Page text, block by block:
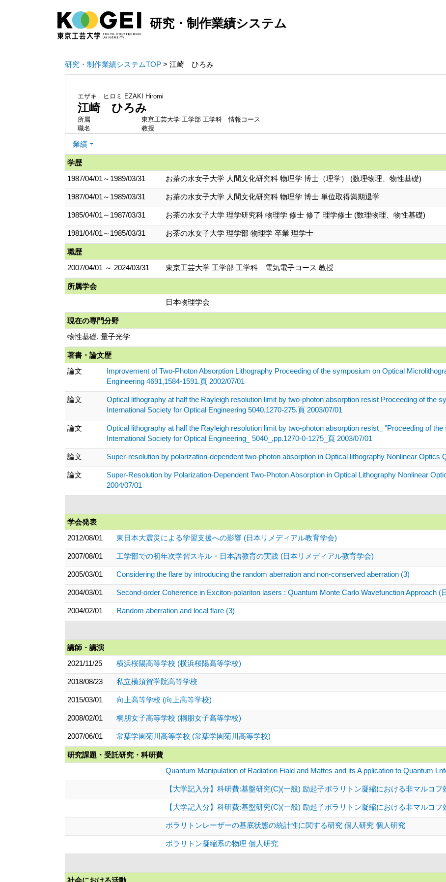
研究・制作業績システム
研究・制作業績システムTOP > 江崎 ひろみ
エザキ ヒロミ EZAKI Hiromi
江崎 ひろみ
所属
東京工芸大学 工学部 工学科 情報コース
職名
教授
業績
学歴
1987/04/01～1989/03/31
お茶の水女子大学 人間文化研究科 物理学 博士（理学） (数理物理、物性基礎)
1987/04/01～1989/03/31 お茶の水女子大学 人間文化研究科 物理学 博士 単位取得満期退学
1985/04/01～1987/03/31 お茶の水女子大学 理学研究科 物理学 修士 修了 理学修士 (数理物理、物性基礎)
1981/04/01～1985/03/31 お茶の水女子大学 理学部 物理学 卒業 理学士
職歴
2007/04/01 ～ 2024/03/31
東京工芸大学 工学部 工学科 電気電子コース 教授
所属学会
日本物理学会
現在の専門分野
物性基礎, 量子光学
著書・論文歴
論文
Improvement of Two-Photon Absorption Lithography Proceeding of the symposium on Optical
Engineering 4691,1584-1591.頁 2002/07/01
論文
Optical lithography at half the Rayleigh resolution limit by two-photon absorption resist Proceeding of the
International Society for Optical Engineering 5040,1270-275.頁 2003/07/01
論文
Optical lithography at half the Rayleigh resolution limit by two-photon absorption resist_ "Proceeding of
International Society for Optical Engineering_ 5040_,pp.1270-0-1275_頁 2003/07/01
論文 Super-resolution by polarization-dependent two-photon absorption in Optical lithography Nonlinear Optics
論文
Super-Resolution by Polarization-Dependent Two-Photon Absorption in Optical Lithography Nonlinear
2004/07/01
学会発表
2012/08/01
東日本大震災による学習支援への影響 (日本リメディアル教育学会)
2007/08/01 工学部での初年次学習スキル・日本語教育の実践 (日本リメディアル教育学会)
2005/03/01 Considering the flare by introducing the random aberration and non-conserved aberration (3)
2004/03/01 Second-order Coherence in Exciton-polariton lasers : Quantum Monte Carlo Wavefunction Approach
2004/02/01 Random aberration and local flare (3)
講師・講演
2021/11/25
横浜桜陽高等学校 (横浜桜陽高等学校)
2018/08/23 私立横須賀学院高等学校
2015/03/01 向上高等学校 (向上高等学校)
2008/02/01 桐朋女子高等学校 (桐朋女子高等学校)
2007/06/01 常葉学園菊川高等学校 (常葉学園菊川高等学校)
研究課題・受託研究・科研費
Quantum Manipulation of Radiation Fiald and Mattes and its A pplication to Quantum
【大学記入分】科研費:基盤研究(C)(一般) 励起子ポラリトン凝縮における非マルコ
【大学記入分】科研費:基盤研究(C)(一般) 励起子ポラリトン凝縮における非マルコ
ポラリトンレーザーの基底状態の統計性に関する研究 個人研究 個人研究
ポラリトン凝縮系の物理 個人研究
社会における活動